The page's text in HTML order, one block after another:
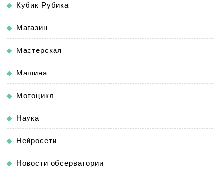
Кубик Рубика
Магазин
Мастерская
Машина
Мотоцикл
Наука
Нейросети
Новости обсерватории